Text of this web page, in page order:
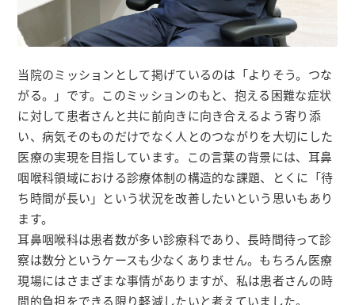
当院のミッションとして掲げているのは「よりそう。つな
がる。」です。このミッションのもと、抱える困難な症状
に対して患者さんと共に前向きに向き合えるよう寄り添
い、病気そのものだけでなく人とのつながりを大切にした
医療の実現を目指しています。この言葉の背景には、耳鼻
咽喉科領域における診療体制の構造的な課題、とくに「待
ち時間が長い」という状況を改善したいという思いもあり
ます。
耳鼻咽喉科は患者数が多い診療科であり、長時間待って診
察は数分というケースも少なくありません。もちろん医療
現場にはさまざまな事情がありますが、私は患者さんの時
間的負担をできる限り軽減したいと考えていました。